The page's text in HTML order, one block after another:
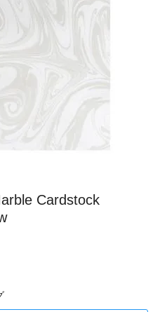
Cardstock